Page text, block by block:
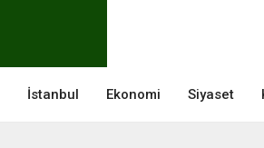
İstanbul Ekonomi Siyaset